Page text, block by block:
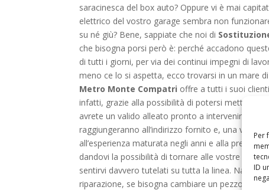
Per
ID
saracinesca del box auto? Oppure vi è mai
elettrico del vostro garage sembra non
su né giù? Bene, sappiate che noi di
che bisogna porsi però è: perché accadono
di tutti i giorni, per via dei continui impegni di
meno ce lo si aspetta, ecco trovarsi in un mare
Metro Monte Compatri offre a tutti i suoi
infatti, grazie alla possibilità di potersi mettere
avrete un valido alleato pronto a intervenire al
raggiungeranno all’indirizzo fornito e, una volta
all’esperienza maturata negli anni e alla
dandovi la possibilità di tornare alle vostre
sentirvi davvero tutelati su tutta la linea.
riparazione, se bisogna cambiare un pezzo o,